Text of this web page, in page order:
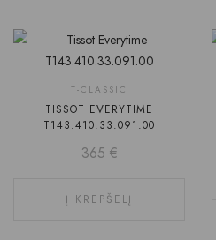
T-CLASSIC
TISSOT EVERYTIME
T143.410.33.091.00
365 €
Į KREPŠELĮ